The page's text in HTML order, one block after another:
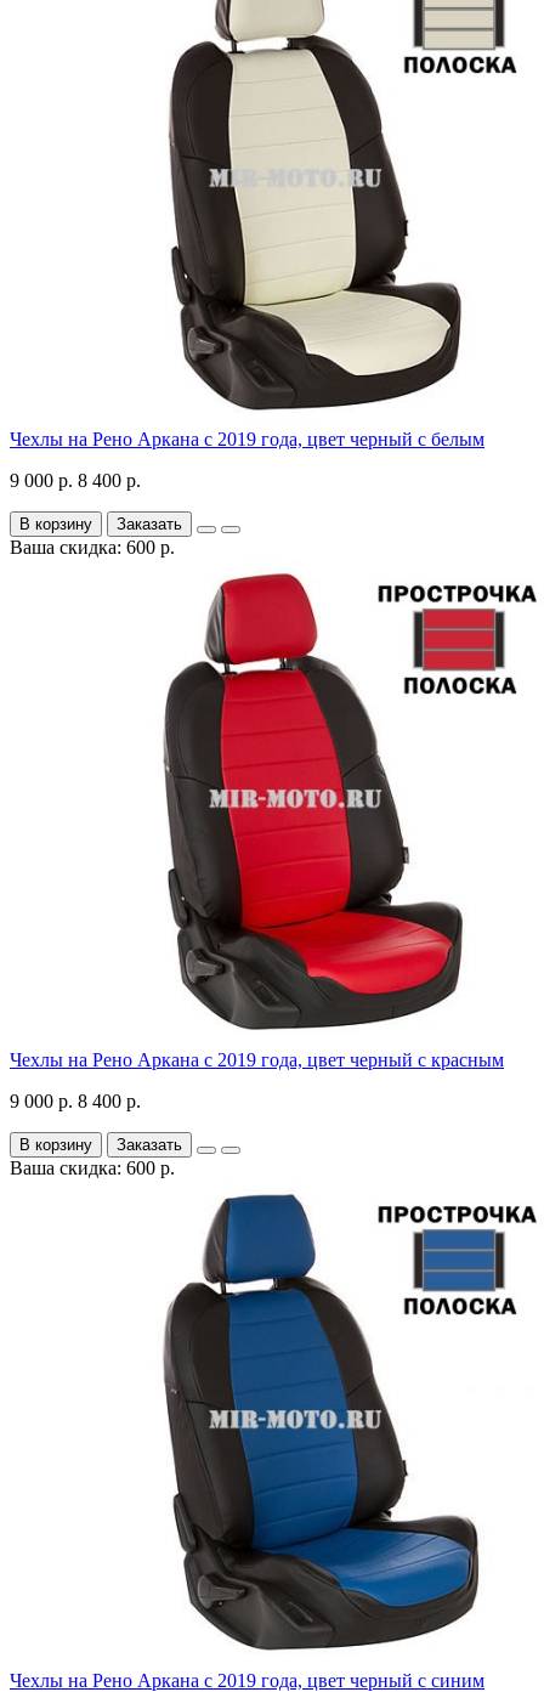
Чехлы на Рено Аркана с 2019 года, цвет черный с белым
9 000 р. 8 400 р.
В корзину Заказать
Ваша скидка: 600 р.
Чехлы на Рено Аркана с 2019 года, цвет черный с красным
9 000 р. 8 400 р.
В корзину Заказать
Ваша скидка: 600 р.
Чехлы на Рено Аркана с 2019 года, цвет черный с синим